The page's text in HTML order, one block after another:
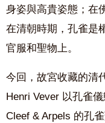
身姿與高貴姿態；在
在清朝時期，孔雀是
官服和聖物上。
今回，故宮收藏的清
Henri Vever 以孔雀
Cleef & Arpels 的孔